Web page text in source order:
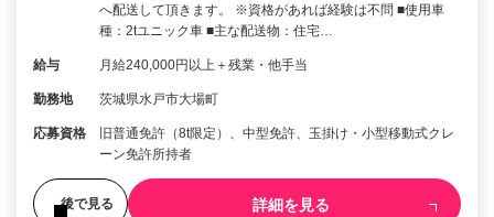
へ配送して頂きます。 ※資格があれば経験は不問 ■使用車
種：2tユニック車 ■主な配送物：住宅…
給与 月給240,000円以上＋残業・他手当
勤務地 茨城県水戸市大場町
応募資格
旧普通免許（8t限定）、中型免許、玉掛け・小型移動式クレ
ーン免許所持者
後で見る 詳細を見る